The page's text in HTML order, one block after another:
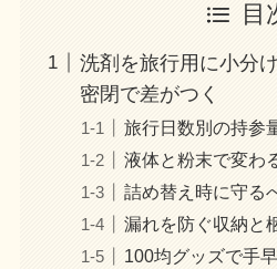
目
洗剤を旅行用に小分
密閉で差がつく
旅行日数別の持参
液体と粉末で変わ
詰め替え時に守る
漏れを防ぐ収納と
100均グッズで手